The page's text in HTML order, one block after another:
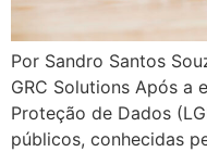
Por Sandro Santos
GRC Solutions Após a
Proteção de Dados
públicos, conhecidas